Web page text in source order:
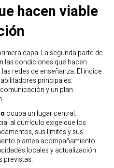
hacen viable
capa. La segunda parte de
las condiciones que hacen
redes de enseñanza. El índice
principales:
y un plan
ocupa un lugar central.
al currículo exige que los
sus límites y sus
plantea acompañamiento
locales y actualización
previstas.